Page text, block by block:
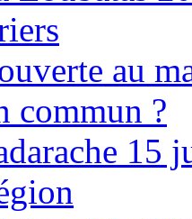
au
commun ?
15